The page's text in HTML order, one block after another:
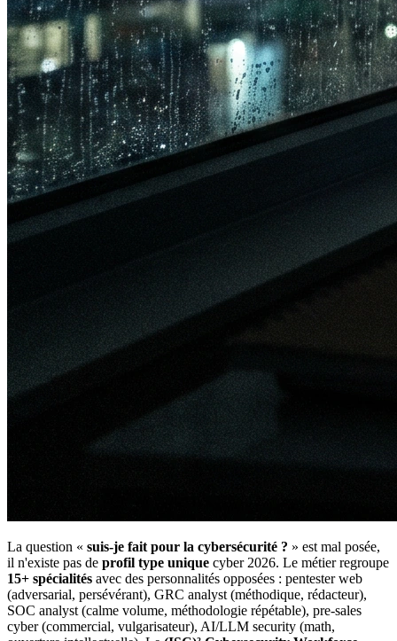
La question « suis-je fait pour la cybersécurité ? » est mal posée,
il n'existe pas de profil type unique cyber 2026. Le métier regroupe
15+ spécialités avec des personnalités opposées : pentester web
(adversarial, persévérant), GRC analyst (méthodique, rédacteur),
SOC analyst (calme volume, méthodologie répétable), pre-sales
cyber (commercial, vulgarisateur), AI/LLM security (math,